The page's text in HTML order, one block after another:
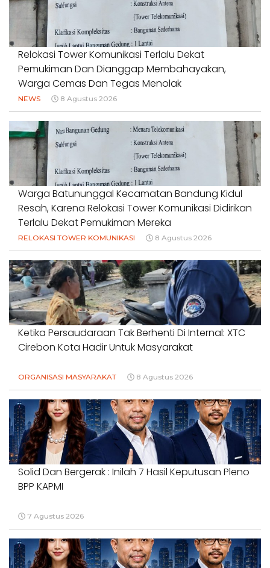
Relokasi Tower Komunikasi Terlalu Dekat
Pemukiman Dan Dianggap Membahayakan,
Warga Cemas Dan Tegas Menolak
NEWS 8 Agustus 2026
Warga Batununggal Kecamatan Bandung Kidul
Resah, Karena Relokasi Tower Komunikasi Didirikan
Terlalu Dekat Pemukiman Mereka
RELOKASI TOWER KOMUNIKASI 8 Agustus 2026
Ketika Persaudaraan Tak Berhenti Di Internal: XTC
Cirebon Kota Hadir Untuk Masyarakat
ORGANISASI MASYARAKAT 8 Agustus 2026
Solid Dan Bergerak : Inilah 7 Hasil Keputusan Pleno
BPP KAPMI
7 Agustus 2026